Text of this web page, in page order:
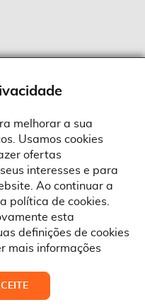
melhorar a sua
Usamos cookies
ofertas
interesses e para
Ao continuar a
política de cookies.
esta
definições de cookies
mais informações
1837
by Toogas with
deverá ter em consideração
da utilização e a
ao seu interesses. Pode
altura.